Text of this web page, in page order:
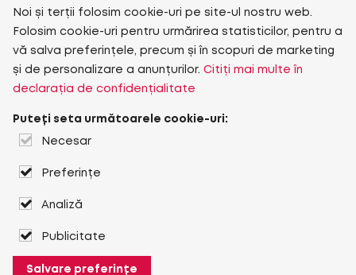
Noi și terții folosim cookie-uri pe site-ul nostru web.
Folosim cookie-uri pentru urmărirea statisticilor, pentru a
vă salva preferințele, precum și în scopuri de marketing
și de personalizare a anunțurilor. Citiți mai multe în
declarația de confidențialitate
Puteți seta următoarele cookie-uri:
Necesar
Preferințe
Analiză
Publicitate
Salvare preferințe